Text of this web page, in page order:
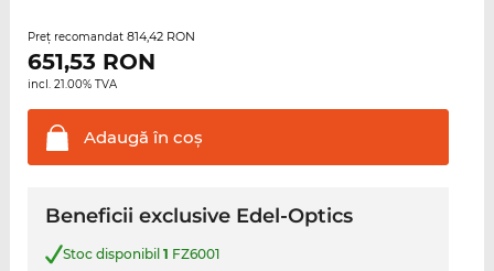
Preţ recomandat 814,42 RON
651,53 RON
incl. 21.00% TVA
Adaugă în coş
Beneficii exclusive Edel-Optics
Stoc disponibil 1 FZ6001